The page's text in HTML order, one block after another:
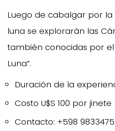
Luego de cabalgar por
luna se explorarán las
también conocidas por
Luna”.
Duración de la
Costo U$S 100 por jinete
Contacto: +598